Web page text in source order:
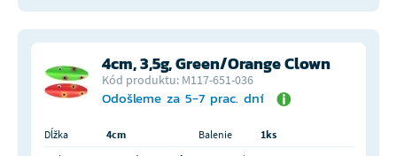
4cm, 3,5g, Green/Orange Clown
Kód produktu: M117-651-036
Odošleme za 5-7 prac. dní
Dĺžka 4cm Balenie
1ks